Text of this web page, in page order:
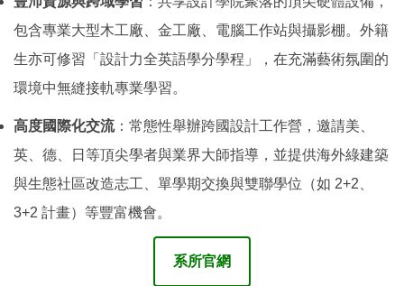
包含專業大型木工廠、金工廠、電腦工作站與攝影棚。外籍
生亦可修習「設計力全英語學分學程」，在充滿藝術氛圍的
環境中無縫接軌專業學習。
高度國際化交流：常態性舉辦跨國設計工作營，邀請美、
英、德、日等頂尖學者與業界大師指導，並提供海外綠建築
與生態社區改造志工、單學期交換與雙聯學位（如 2+2、
3+2 計畫）等豐富機會。
系所官網